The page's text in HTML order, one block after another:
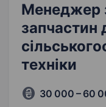
Менеджер
запчастин
техніки
30 000 – 60